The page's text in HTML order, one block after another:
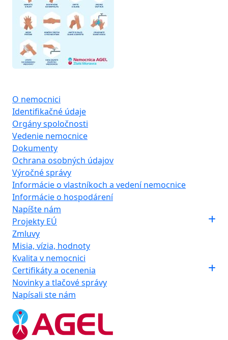
O nemocnici
Identifikačné údaje
Orgány spoločnosti
Vedenie nemocnice
Dokumenty
Ochrana osobných údajov
Výročné správy
Informácie o vlastníkoch a vedení nemocnice
Informácie o hospodárení
Napíšte nám
Projekty EÚ
Zmluvy
Misia, vízia, hodnoty
Kvalita v nemocnici
Certifikáty a ocenenia
Novinky a tlačové správy
Napísali ste nám